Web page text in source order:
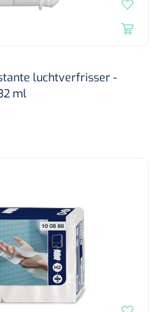
luchtverfrisser -
ml